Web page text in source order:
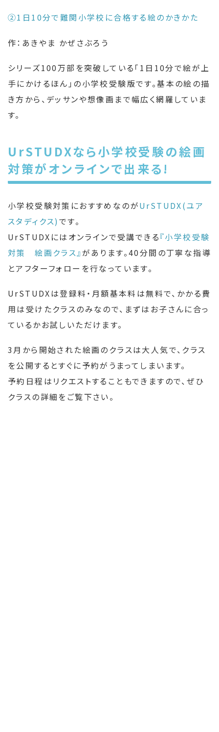
②1日10分で難関小学校に合格する絵のかきかた
作：あきやま かぜさぶろう
シリーズ100万部を突破している「1日10分で絵が上
手にかけるほん」の小学校受験版です。基本の絵の描
き方から、デッサンや想像画まで幅広く網羅していま
す。
UrSTUDXなら小学校受験の絵画
対策がオンラインで出来る!
小学校受験対策におすすめなのがUrSTUDX(ユア
スタディクス)です。
UrSTUDXにはオンラインで受講できる『小学校受験
対策 絵画クラス』があります。40分間の丁寧な指導
とアフターフォローを行なっています。
UrSTUDXは登録料・月額基本料は無料で、かかる費
用は受けたクラスのみなので、まずはお子さんに合っ
ているかお試しいただけます。
3月から開始された絵画のクラスは大人気で、クラス
を公開するとすぐに予約がうまってしまいます。
予約日程はリクエストすることもできますので、ぜひ
クラスの詳細をご覧下さい。